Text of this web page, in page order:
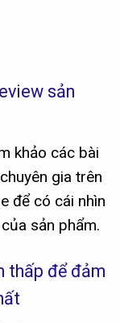
sản
khảo các bài
gia trên
để có cái nhìn
sản phẩm.
thấp để đảm